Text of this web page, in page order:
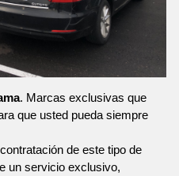
. Marcas exclusivas que
que usted pueda siempre
de este tipo de
un servicio exclusivo,